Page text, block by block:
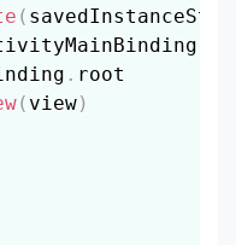
(
. root
( view)